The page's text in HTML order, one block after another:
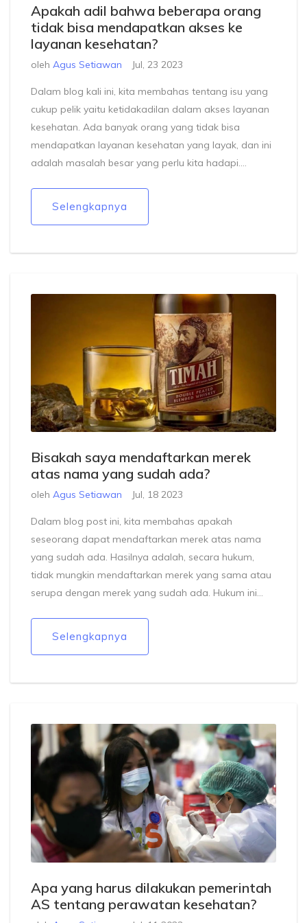
Apakah adil bahwa beberapa orang
tidak bisa mendapatkan akses ke
layanan kesehatan?
oleh Agus Setiawan Jul, 23 2023
Dalam blog kali ini, kita membahas tentang isu yang
cukup pelik yaitu ketidakadilan dalam akses layanan
kesehatan. Ada banyak orang yang tidak bisa
mendapatkan layanan kesehatan yang layak, dan ini
adalah masalah besar yang perlu kita hadapi.
melihat status sosial atau ekonomi mereka. Jadi,
beberapa orang tidak bisa mendapatkan akses ke
Selengkapnya
Bisakah saya mendaftarkan merek
atas nama yang sudah ada?
oleh Agus Setiawan Jul, 18 2023
Dalam blog post ini, kita membahas apakah
seseorang dapat mendaftarkan merek atas nama
yang sudah ada. Hasilnya adalah, secara hukum,
tidak mungkin mendaftarkan merek yang sama atau
serupa dengan merek yang sudah ada. Hukum ini
Anda harus mencari alternatif lain.
Selengkapnya
Apa yang harus dilakukan pemerintah
AS tentang perawatan kesehatan?